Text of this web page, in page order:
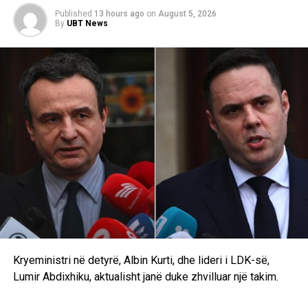
Published 13 hours ago on August 5, 2026
By UBT News
Kryeministri në detyrë, Albin Kurti, dhe lideri i LDK-së,
Lumir Abdixhiku, aktualisht janë duke zhvilluar një takim.